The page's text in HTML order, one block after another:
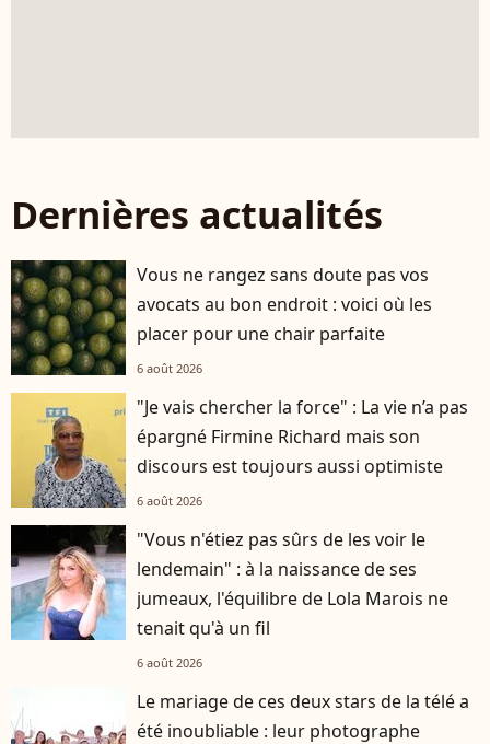
Dernières actualités
Vous ne rangez sans doute pas vos
avocats au bon endroit : voici où les
placer pour une chair parfaite
6 août 2026
"Je vais chercher la force" : La vie n’a pas
épargné Firmine Richard mais son
discours est toujours aussi optimiste
6 août 2026
"Vous n'étiez pas sûrs de les voir le
lendemain" : à la naissance de ses
jumeaux, l'équilibre de Lola Marois ne
tenait qu'à un fil
6 août 2026
Le mariage de ces deux stars de la télé a
été inoubliable : leur photographe